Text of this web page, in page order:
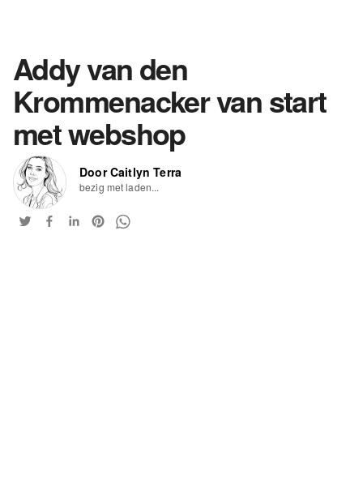
Addy van den
Krommenacker van start
met webshop
Door Caitlyn Terra
bezig met laden...